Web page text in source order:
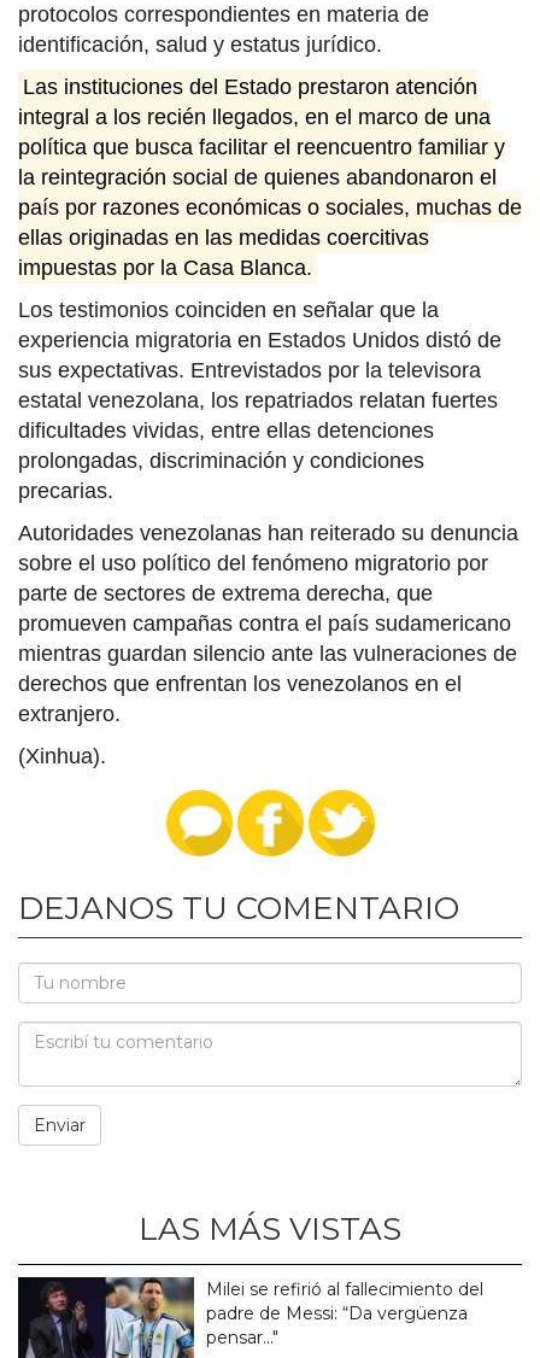
protocolos correspondientes en materia de
identificación, salud y estatus jurídico.
Las instituciones del Estado prestaron atención
integral a los recién llegados, en el marco de una
política que busca facilitar el reencuentro familiar y
la reintegración social de quienes abandonaron el
país por razones económicas o sociales, muchas de
ellas originadas en las medidas coercitivas
impuestas por la Casa Blanca.
Los testimonios coinciden en señalar que la
experiencia migratoria en Estados Unidos distó de
sus expectativas. Entrevistados por la televisora
estatal venezolana, los repatriados relatan fuertes
dificultades vividas, entre ellas detenciones
prolongadas, discriminación y condiciones
precarias.
Autoridades venezolanas han reiterado su denuncia
sobre el uso político del fenómeno migratorio por
parte de sectores de extrema derecha, que
promueven campañas contra el país sudamericano
mientras guardan silencio ante las vulneraciones de
derechos que enfrentan los venezolanos en el
extranjero.
(Xinhua).
DEJANOS TU COMENTARIO
LAS MÁS VISTAS
Milei se refirió al fallecimiento del
padre de Messi: “Da vergüenza
pensar..."